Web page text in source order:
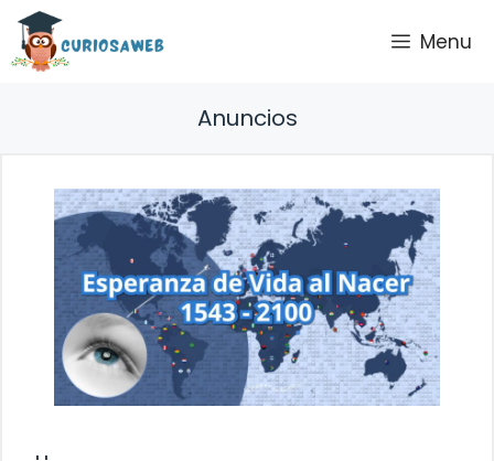
Saltar
contenido
Menu
Anuncios